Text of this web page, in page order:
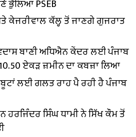
ਭੁੱਲਿਆ PSEB
ਕੇਜਰੀਵਾਲ ਕੱਲ੍ਹ ਤੋਂ ਜਾਣਗੇ ਗੁਜਰਾਤ
ਬਾਣੀ ਅਧਿਐਨ ਕੇਂਦਰ ਲਈ ਪੰਜਾਬ
ਏਕੜ ਜ਼ਮੀਨ ਦਾ ਕਬਜ਼ਾ ਲਿਆ
ਲਈ ਗਲਤ ਰਾਹ ਪੈ ਰਹੀ ਹੈ ਪੰਜਾਬ
ਹਰਜਿੰਦਰ ਸਿੰਘ ਧਾਮੀ ਨੇ ਸਿੱਖ ਕੌਮ ਤੋਂ